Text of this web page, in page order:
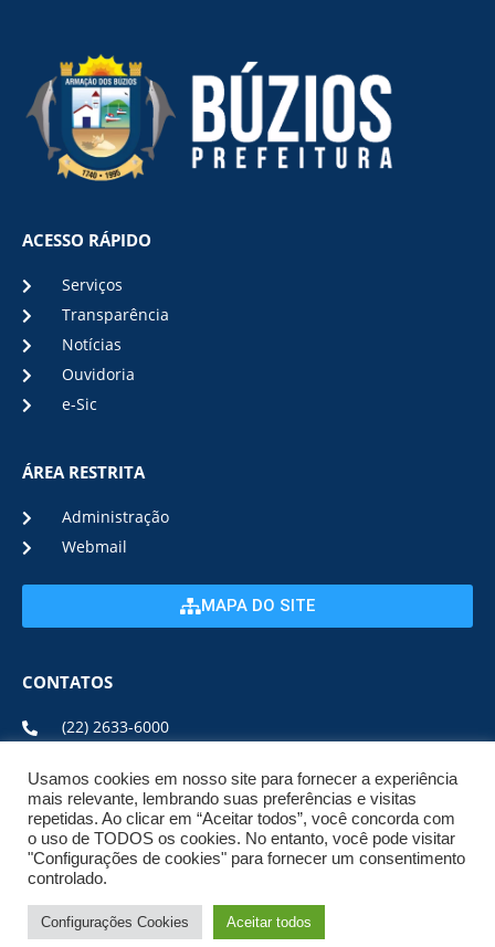
ACESSO RÁPIDO
Serviços
Transparência
Notícias
Ouvidoria
e-Sic
ÁREA RESTRITA
Administração
Webmail
MAPA DO SITE
CONTATOS
(22) 2633-6000
ENDEREÇO E HORÁRIO
ESTRADA DA USINA, Nº 600 CENTRO, CEP: 28950-000
DE SEGUNDA A SEXTA DE 08:00 ÀS 17:00
© 2026 NPI BRASIL. TODOS OS DIREITOS
Usamos cookies em nosso site para fornecer a experiência
mais relevante, lembrando suas preferências e visitas
repetidas. Ao clicar em “Aceitar todos”, você concorda com
o uso de TODOS os cookies. No entanto, você pode visitar
"Configurações de cookies" para fornecer um consentimento
controlado.
Configurações Cookies Aceitar todos